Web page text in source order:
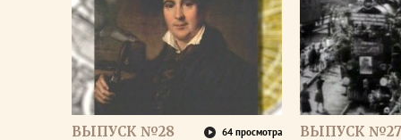
ВЫПУСК №28 64 просмотра ВЫПУСК №27